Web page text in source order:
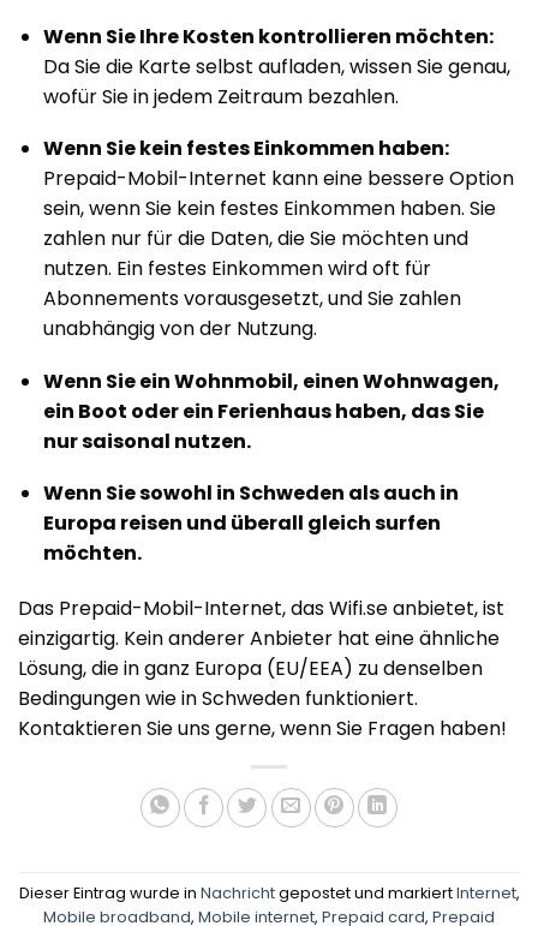
Wenn Sie Ihre Kosten kontrollieren möchten:
Da Sie die Karte selbst aufladen, wissen Sie genau,
wofür Sie in jedem Zeitraum bezahlen.
Wenn Sie kein festes Einkommen haben:
Prepaid-Mobil-Internet kann eine bessere Option
sein, wenn Sie kein festes Einkommen haben. Sie
zahlen nur für die Daten, die Sie möchten und
nutzen. Ein festes Einkommen wird oft für
Abonnements vorausgesetzt, und Sie zahlen
unabhängig von der Nutzung.
Wenn Sie ein Wohnmobil, einen Wohnwagen,
ein Boot oder ein Ferienhaus haben, das Sie
nur saisonal nutzen.
Wenn Sie sowohl in Schweden als auch in
Europa reisen und überall gleich surfen
möchten.
Das Prepaid-Mobil-Internet, das Wifi.se anbietet, ist
einzigartig. Kein anderer Anbieter hat eine ähnliche
Lösung, die in ganz Europa (EU/EEA) zu denselben
Bedingungen wie in Schweden funktioniert.
Kontaktieren Sie uns gerne, wenn Sie Fragen haben!
Dieser Eintrag wurde in Nachrichtgepostet und markiertInternet,
Mobile broadband, Mobile internet, Prepaid card, Prepaid